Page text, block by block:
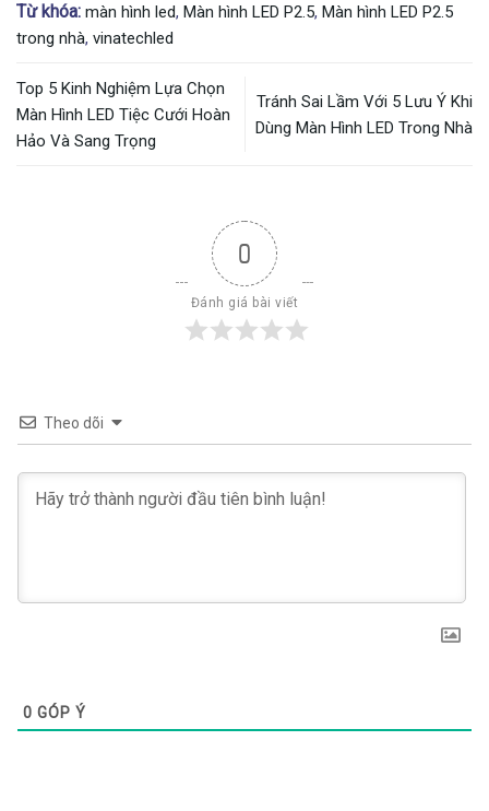
Từ khóa: màn hình led, Màn hình LED P2.5, Màn hình LED P2.5
trong nhà, vinatechled
Top 5 Kinh Nghiệm Lựa Chọn
Màn Hình LED Tiệc Cưới Hoàn
Hảo Và Sang Trọng
Tránh Sai Lầm Với 5 Lưu Ý Khi
Dùng Màn Hình LED Trong Nhà
0
Đánh giá bài viết
Theo dõi
0 GÓP Ý